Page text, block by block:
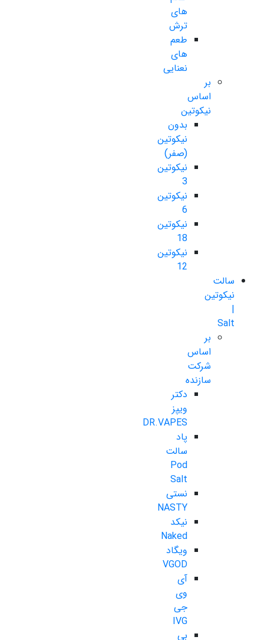
های
ترش
طعم
های
نعنایی
بر
اساس
نیکوتین
بدون
نیکوتین
(صفر)
نیکوتین
3
نیکوتین
6
نیکوتین
18
نیکوتین
12
سالت
نیکوتین
|
Salt
بر
اساس
شرکت
سازنده
دکتر
ویپز
DR.VAPES
پاد
سالت
Pod
Salt
نستی
NASTY
نیکد
Naked
ویگاد
VGOD
آی
وی
جی
IVG
بی